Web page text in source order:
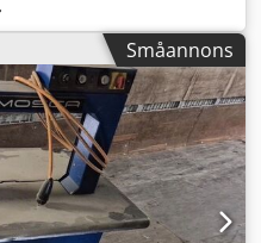
R Exspfx Acfekr 10 st –
Småannons